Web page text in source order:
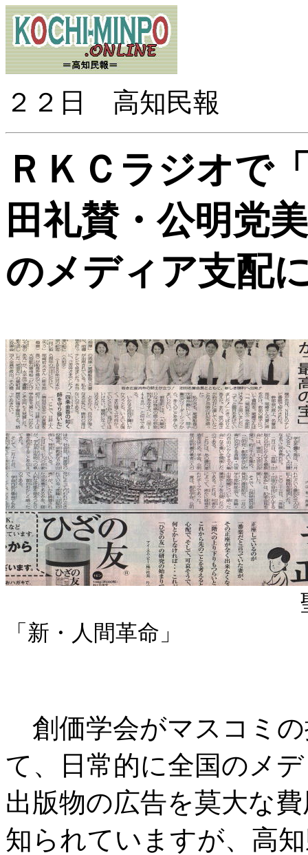
２２日 高知民報
ＲＫＣラジオで
田礼賛・公明党
のメディア支配
「新・人間革命」
創価学会がマスコミ
て、日常的に全国のメ
出版物の広告を莫大な
知られていますが、高